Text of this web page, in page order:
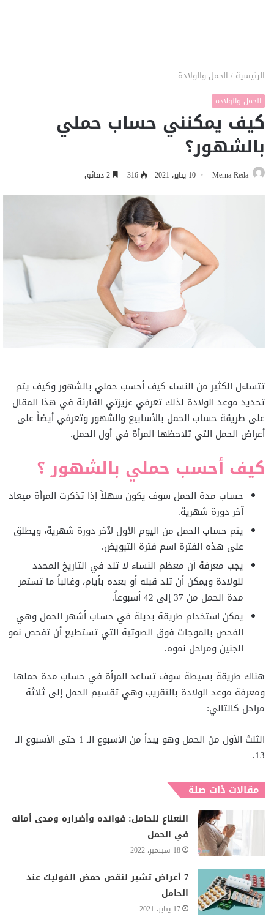
الرئيسية / الحمل والولادة
الحمل والولادة
كيف يمكنني حساب حملي
بالشهور؟
Merna Reda 10 يناير، 2021 316
تتساءل الكثير من النساء كيف أحسب حملي بالشهور وكيف يتم
تحديد موعد الولادة لذلك تعرفي عزيزتي القارئة في هذا المقال
على طريقة حساب الحمل بالأسابيع والشهور وتعرفي أيضاً على
أعراض الحمل التي تلاحظها المرأة في أول الحمل.
كيف أحسب حملي بالشهور ؟
حساب مدة الحمل سوف يكون سهلاً إذا تذكرت المرأة ميعاد
آخر دورة شهرية.
يتم حساب الحمل من اليوم الأول لآخر دورة شهرية، ويطلق
على هذه الفترة اسم فترة التبويض.
يجب معرفة أن معظم النساء لا تلد في التاريخ المحدد
للولادة ويمكن أن تلد قبله أو بعده بأيام، وغالباً ما تستمر
مدة الحمل من 37 إلى 42 أسبوعاً.
يمكن استخدام طريقة بديلة في حساب أشهر الحمل وهي
الفحص بالموجات فوق الصوتية التي تستطيع أن تفحص نمو
الجنين ومراحل نموه.
هناك طريقة بسيطة سوف تساعد المرأة في حساب مدة حملها
ومعرفة موعد الولادة بالتقريب وهي تقسيم الحمل إلى ثلاثة
مراحل كالتالي:
الثلث الأول من الحمل وهو يبدأ من الأسبوع الـ 1 حتى الأسبوع الـ
13.
مقالات ذات صلة
النعناع للحامل: فوائده وأضراره ومدى أمانه
في الحمل
18 سبتمبر، 2022
7 أعراض تشير لنقص حمض الفوليك عند
الحامل
17 يناير، 2021